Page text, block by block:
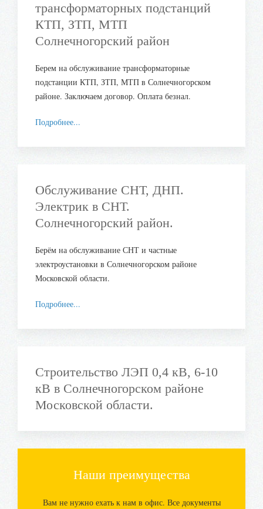
трансформаторных подстанций
КТП, ЗТП, МТП
Солнечногорский район
Берем на обслуживание трансформаторные
подстанции КТП, ЗТП, МТП в Солнечногорском
районе. Заключаем договор. Оплата безнал.
Подробнее...
Обслуживание СНТ, ДНП.
Электрик в СНТ.
Солнечногорский район.
Берём на обслуживание СНТ и частные
электроустановки в Солнечногорском районе
Московской области.
Подробнее...
Строительство ЛЭП 0,4 кВ, 6-10
кВ в Солнечногорском районе
Московской области.
Наши преимущества
Вам не нужно ехать к нам в офис. Все документы